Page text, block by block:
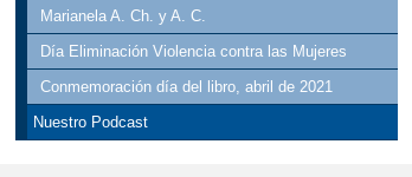
Marianela A. Ch. y A. C.
Día Eliminación Violencia contra las Mujeres
Conmemoración día del libro, abril de 2021
Nuestro Podcast